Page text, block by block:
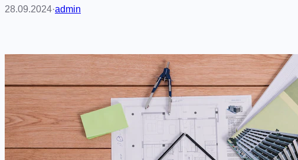
28.09.2024·admin